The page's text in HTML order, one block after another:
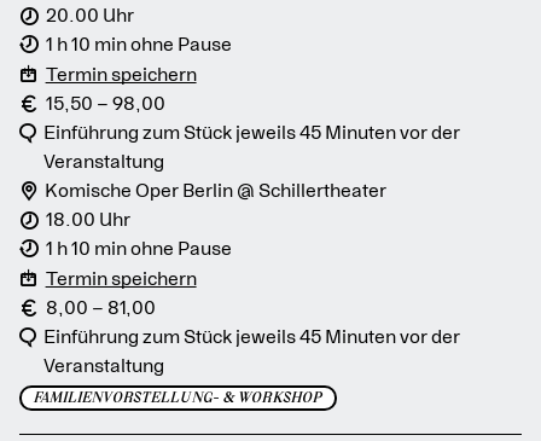
20.00 Uhr
1 h 10 min ohne Pause
Termin speichern
15,50 – 98,00
Einführung zum Stück jeweils 45 Minuten vor der
Veranstaltung
Komische Oper Berlin @ Schillertheater
18.00 Uhr
1 h 10 min ohne Pause
Termin speichern
8,00 – 81,00
Einführung zum Stück jeweils 45 Minuten vor der
Veranstaltung
FAMILIENVORSTELLUNG- & WORKSHOP